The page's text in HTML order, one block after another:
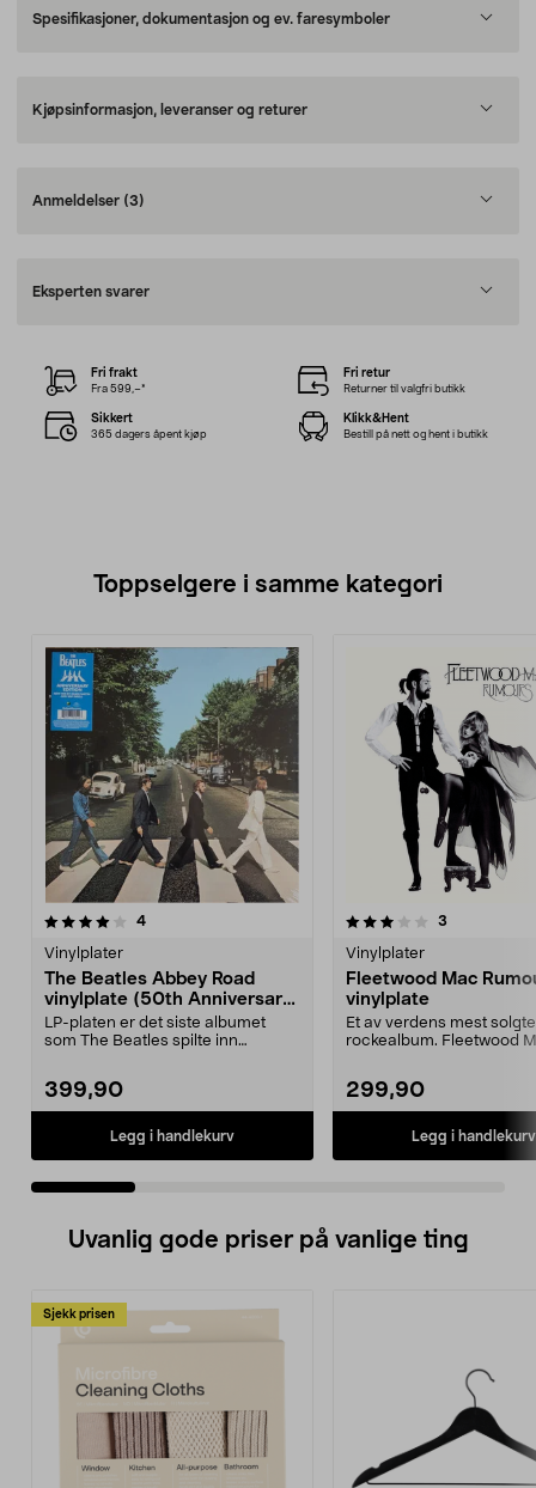
Spesifikasjoner, dokumentasjon og ev. faresymboler
Kjøpsinformasjon, leveranser og returer
Anmeldelser (3)
Eksperten svarer
Fri frakt
Fra 599,–*
Fri retur
Returner til valgfri butikk
Sikkert
365 dagers åpent kjøp
Klikk&Hent
Bestill på nett og hent i butikk
Toppselgere i samme kategori
4anmeldelser
Vinylplater
The Beatles Abbey Road
vinylplate (50th Anniversary
Edition)
LP-platen er det siste albumet
som The Beatles spilte inn
399,90
Legg i handlekurv
3.5 av 5 stjerner 3
Vinylplater
Fleetwood Mac
vinylplate
Et av verdens mest solgte
rockealbum. Fleetwood
299,90
Legg i handlekurv
5.0 av 5 stjerner
Uvanlig gode priser på vanlige ting
Sjekk prisen